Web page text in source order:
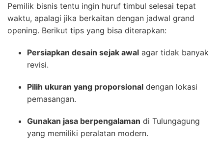
Pemilik bisnis tentu ingin huruf timbul selesai tepat
waktu, apalagi jika berkaitan dengan jadwal grand
opening. Berikut tips yang bisa diterapkan:
Persiapkan desain sejak awal agar tidak banyak
revisi.
Pilih ukuran yang proporsional dengan lokasi
pemasangan.
Gunakan jasa berpengalaman di Tulungagung
yang memiliki peralatan modern.